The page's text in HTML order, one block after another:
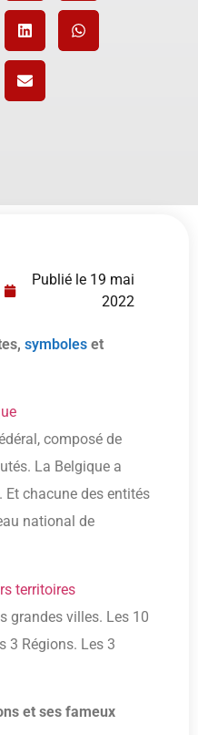
Publié le 19 mai
2022
symboles et
composé de
La Belgique a
chacune des entités
national de
territoires
grandes villes. Les 10
3 Régions. Les 3
et ses fameux